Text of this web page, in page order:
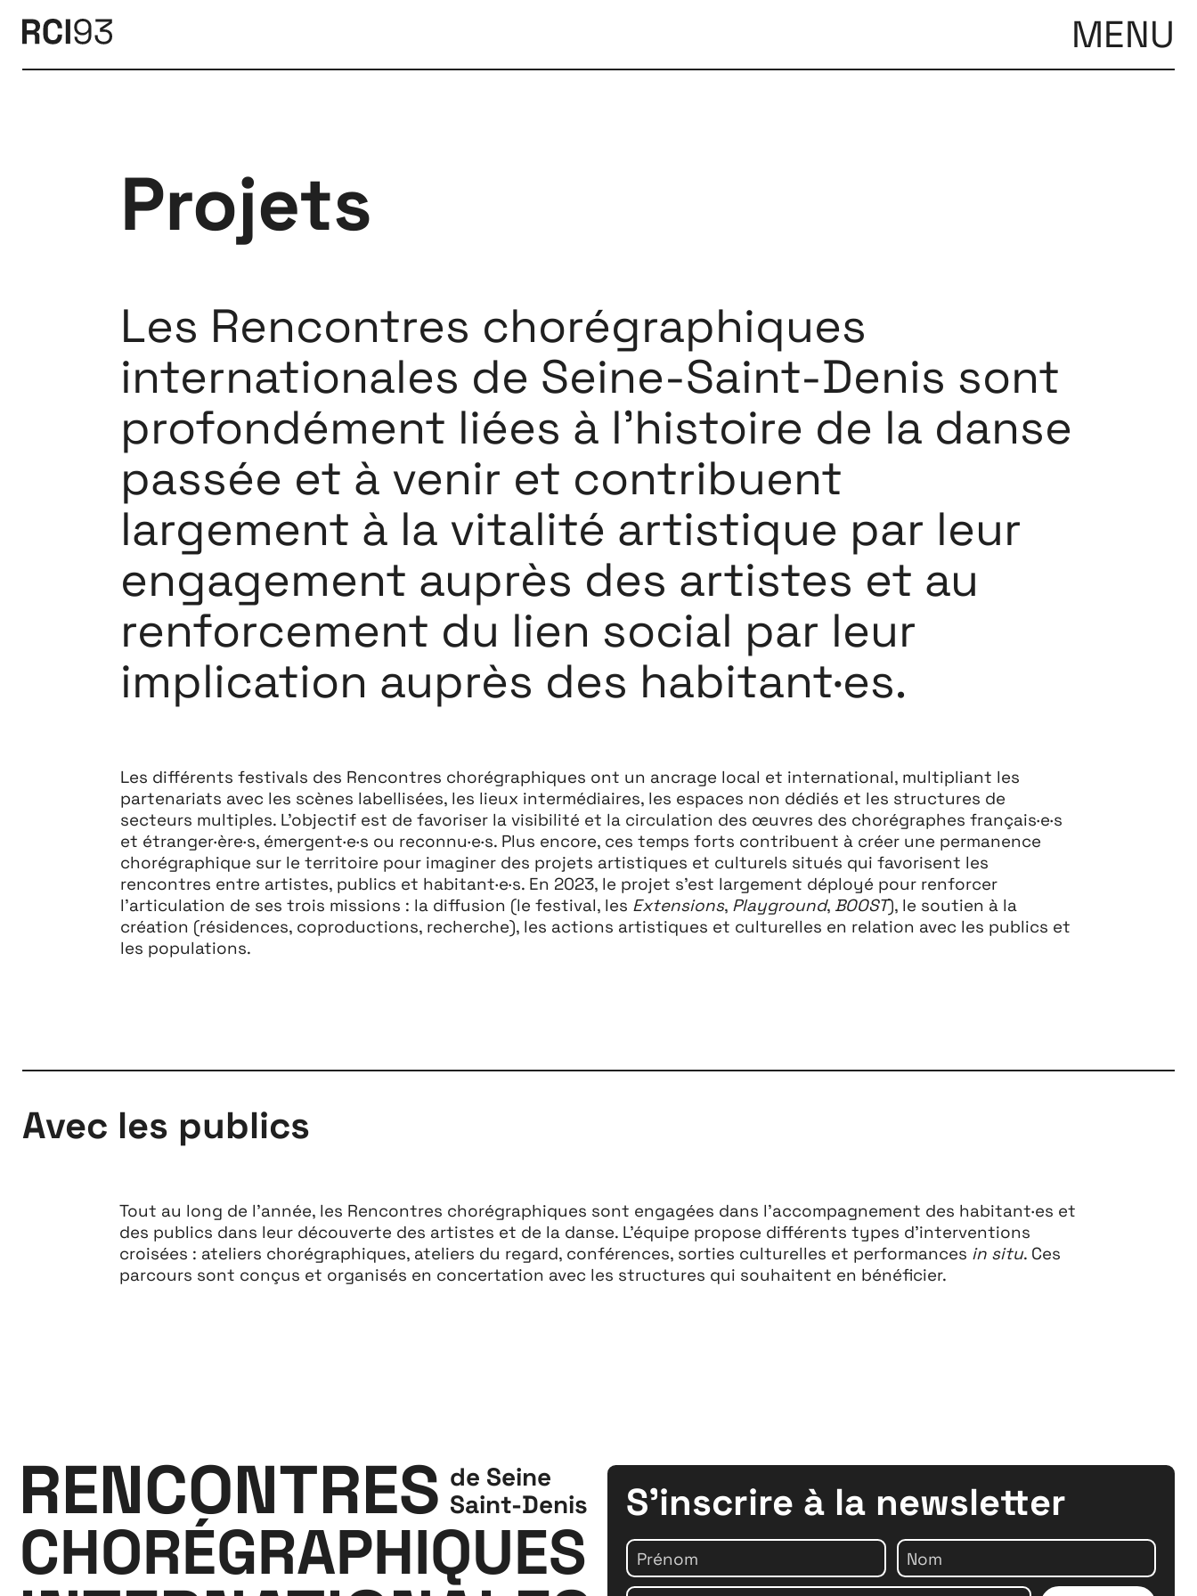
MENU
Extensions
26 JUILLET ↘ 5 SEPTEMBRE
Playground
26
3 ↘ 29 NOVEMBRE
Festival
26
11 MAI ↘ 13 JUIN
Projets
Les Rencontres chorégraphiques
internationales de Seine-Saint-Denis sont
profondément liées à l’histoire de la danse
passée et à venir et contribuent
largement à la vitalité artistique par leur
engagement auprès des artistes et au
renforcement du lien social par leur
implication auprès des habitant·es.
Les différents festivals des Rencontres chorégraphiques ont un ancrage local et international, multipliant les
partenariats avec les scènes labellisées, les lieux intermédiaires, les espaces non dédiés et les structures de
secteurs multiples. L’objectif est de favoriser la visibilité et la circulation des œuvres des chorégraphes français·e·s
et étranger·ère·s, émergent·e·s ou reconnu·e·s. Plus encore, ces temps forts contribuent à créer une permanence
chorégraphique sur le territoire pour imaginer des projets artistiques et culturels situés qui favorisent les
rencontres entre artistes, publics et habitant·e·s. En 2023, le projet s’est largement déployé pour renforcer
l’articulation de ses trois missions : la diffusion (le festival, les Extensions, Playground, BOOST), le soutien à la
création (résidences, coproductions, recherche), les actions artistiques et culturelles en relation avec les publics et
les populations.
Avec les publics
Tout au long de l’année, les Rencontres chorégraphiques sont engagées dans l’accompagnement des habitant·es et
des publics dans leur découverte des artistes et de la danse. L’équipe propose différents types d’interventions
croisées : ateliers chorégraphiques, ateliers du regard, conférences, sorties culturelles et performances in situ. Ces
parcours sont conçus et organisés en concertation avec les structures qui souhaitent en bénéficier.
RENCONTRES
CHORÉGRAPHIQUES
de Seine
Saint-Denis
S'inscrire à la newsletter